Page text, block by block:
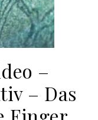
–
– Das